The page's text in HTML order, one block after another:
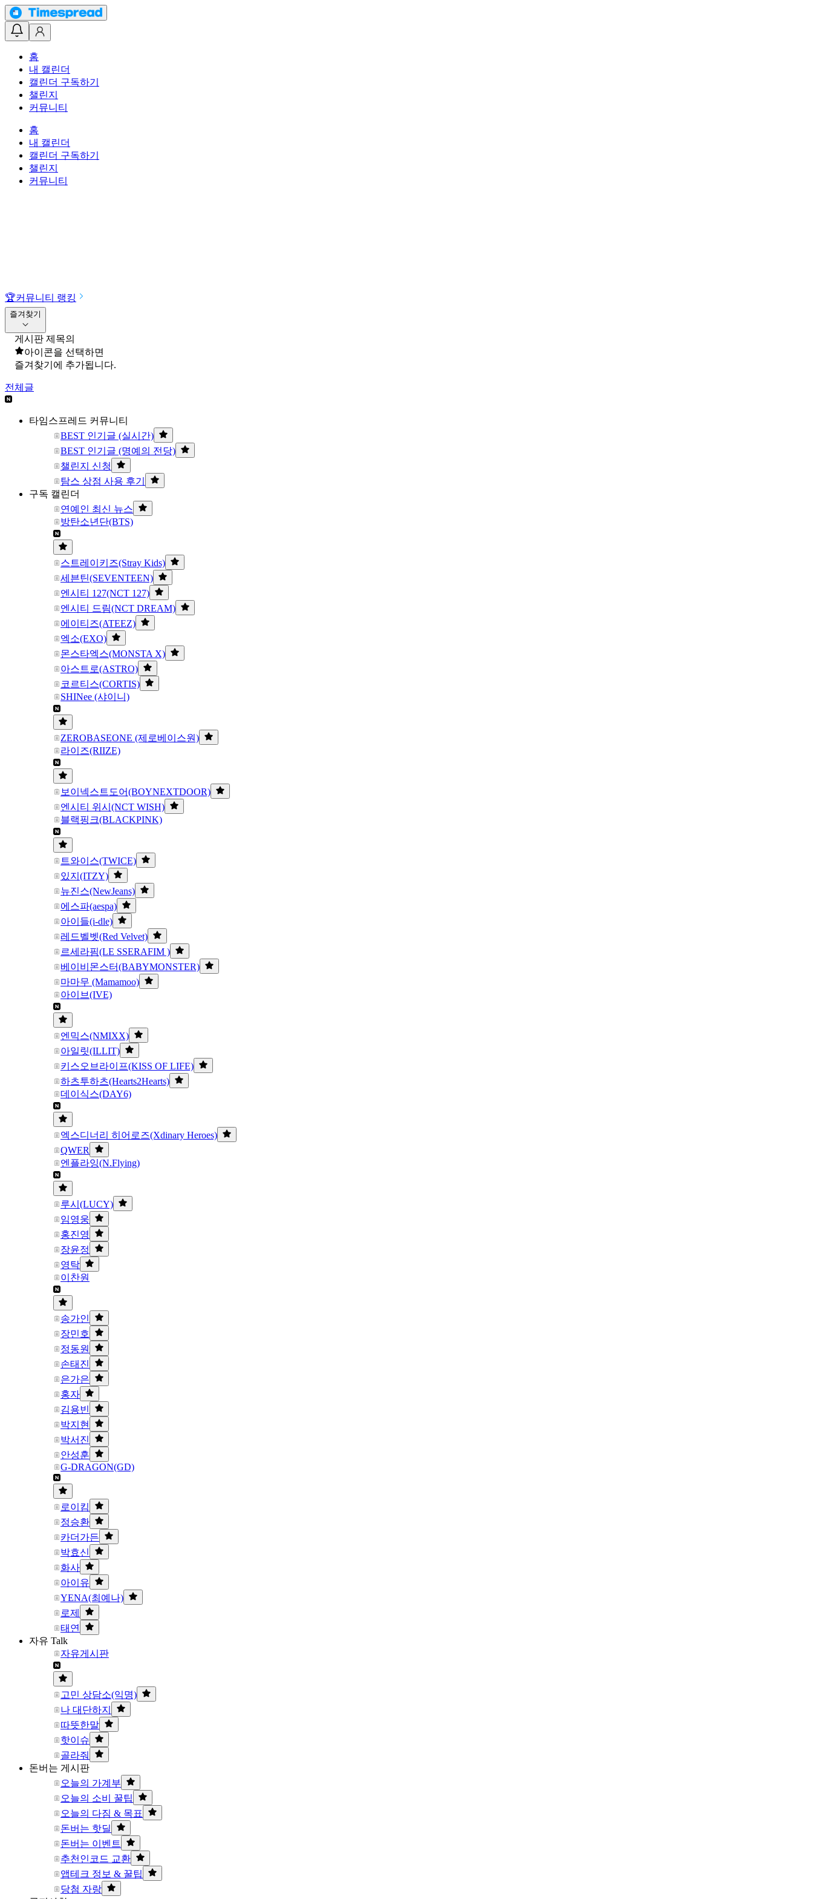
홈
내 캘린더
캘린더 구독하기
챌린지
커뮤니티
홈
내 캘린더
캘린더 구독하기
챌린지
커뮤니티
🏆커뮤니티 랭킹
즐겨찾기
게시판 제목의
아이콘을 선택하면
즐겨찾기에 추가됩니다.
전체글
타임스프레드 커뮤니티
BEST 인기글 (실시간)
BEST 인기글 (명예의 전당)
챌린지 신청
탐스 상점 사용 후기
구독 캘린더
연예인 최신 뉴스
방탄소년단(BTS)
스트레이키즈(Stray Kids)
세븐틴(SEVENTEEN)
엔시티 127(NCT 127)
엔시티 드림(NCT DREAM)
에이티즈(ATEEZ)
엑소(EXO)
몬스타엑스(MONSTA X)
아스트로(ASTRO)
코르티스(CORTIS)
SHINee (샤이니)
ZEROBASEONE (제로베이스원)
라이즈(RIIZE)
보이넥스트도어(BOYNEXTDOOR)
엔시티 위시(NCT WISH)
블랙핑크(BLACKPINK)
트와이스(TWICE)
있지(ITZY)
뉴진스(NewJeans)
에스파(aespa)
아이들(i-dle)
레드벨벳(Red Velvet)
르세라핌(LE SSERAFIM )
베이비몬스터(BABYMONSTER)
마마무 (Mamamoo)
아이브(IVE)
엔믹스(NMIXX)
아일릿(ILLIT)
키스오브라이프(KISS OF LIFE)
하츠투하츠(Hearts2Hearts)
데이식스(DAY6)
엑스디너리 히어로즈(Xdinary Heroes)
QWER
엔플라잉(N.Flying)
루시(LUCY)
임영웅
홍진영
장윤정
영탁
이찬원
송가인
장민호
정동원
손태진
은가은
홍자
김용빈
박지현
박서진
안성훈
G-DRAGON(GD)
로이킴
정승환
카더가든
박효신
화사
아이유
YENA(최예나)
로제
태연
자유 Talk
자유게시판
고민 상담소(익명)
나 대단하지
따뜻한말
핫이슈
골라줘
돈버는 게시판
오늘의 가계부
오늘의 소비 꿀팁
오늘의 다짐 & 목표
돈버는 핫딜
돈버는 이벤트
추천인코드 교환
앱테크 정보 & 꿀팁
당첨 자랑